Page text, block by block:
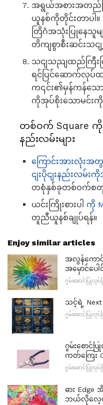
အရွယ်အစားအတည်ပ
ယူနစ်ကိုတိုင်းတာပါ။
တြိဂံအသုံးပြုနေသူမ
တိကျစွာစီးဆင်းသင
သငျသညျထည်ကြီး
ရင်ပြင်ဆောက်လုပ်ထ
က၎င်း၏မှန်ကန်သေ
ကိုအုပ်စိုးသောမင်းကို
တစ်ဝက် Square ကို
နည်းလမ်းများ
ကြောင်းအားလုံးအ
ငျးပိုငျးနည်းလမ်းကို
တစုံနှစ်ခုတစ်ဝက်စ
ယင်းကြိုးစားပါ ကို
တူညီယူနစ်ချုပ်ရန်။
Enjoy similar articles
အလွန်ကောင်
အမှောင်ပေါ
ဂွမ်းစောင်ပြုလုပ်ခ
သင့်ရဲ့ Next
ဂွမ်းစောင်ပြုလုပ်ခ
ဂွမ်းစောင်
ကတ်ကြေး
ဂွမ်းစောင်ပြုလုပ်ခ
ဓား Edge
ဘယ်လိုလေ့လ